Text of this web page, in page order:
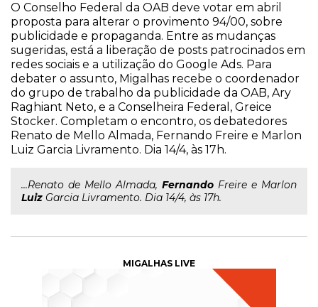
O Conselho Federal da OAB deve votar em abril
proposta para alterar o provimento 94/00, sobre
publicidade e propaganda. Entre as mudanças
sugeridas, está a liberação de posts patrocinados em
redes sociais e a utilização do Google Ads. Para
debater o assunto, Migalhas recebe o coordenador
do grupo de trabalho da publicidade da OAB, Ary
Raghiant Neto, e a Conselheira Federal, Greice
Stocker. Completam o encontro, os debatedores
Renato de Mello Almada, Fernando Freire e Marlon
Luiz Garcia Livramento. Dia 14/4, às 17h.
...Renato de Mello Almada, Fernando Freire e Marlon
Luiz Garcia Livramento. Dia 14/4, às 17h.
MIGALHAS LIVE